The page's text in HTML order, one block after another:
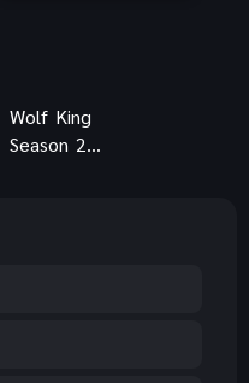
Wolf King
Season 2